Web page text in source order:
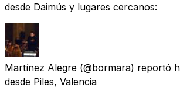
desde Daimús y lugares cercanos:
Martínez Alegre (@bormara) reportó
desde Piles, Valencia